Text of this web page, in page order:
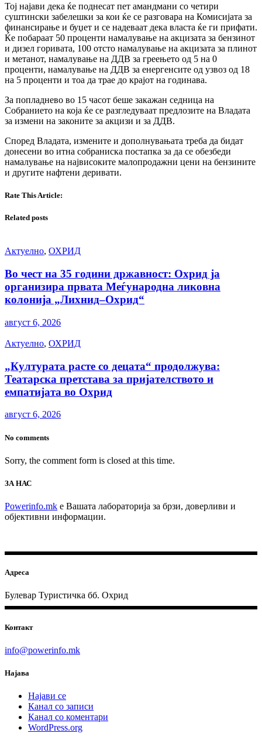
Тој најави дека ќе поднесат пет амандмани со четири
суштински забелешки за кои ќе се разговара на Комисијата за
финансирање и буџет и се надеваат дека власта ќе ги прифати.
Ќе побараат 50 проценти намалување на акцизата за бензинот
и дизел горивата, 100 отсто намалување на акцизата за плинот
и метанот, намалување на ДДВ за греењето од 5 на 0
проценти, намалување на ДДВ за енергенсите од узвоз од 18
на 5 проценти и тоа да трае до крајот на годинава.
За попладнево во 15 часот беше закажан седница на
Собранието на која ќе се разгледуваат предлозите на Владата
за измени на законите за акцизи и за ДДВ.
Според Владата, измените и дополнувањата треба да бидат
донесени во итна собраниска постапка за да се обезбеди
намалување на највисоките малопродажни цени на бензините
и другите нафтени деривати.
Rate This Article:
Related posts
Актуелно, ОХРИД
Во чест на 35 години државност: Охрид ја
организира првата Меѓународна ликовна
колонија „Лихнид–Охрид“
август 6, 2026
Актуелно, ОХРИД
„Културата расте со децата“ продолжува:
Театарска претстава за пријателството и
емпатијата во Охрид
август 6, 2026
No comments
Sorry, the comment form is closed at this time.
ЗА НАС
Powerinfo.mk e Вашата лабораторија за брзи, доверливи и
објективни информации.
Адреса
Булевар Туристичка бб. Охрид
Контакт
info@powerinfo.mk
Најава
Најави се
Канал со записи
Канал со коментари
WordPress.org